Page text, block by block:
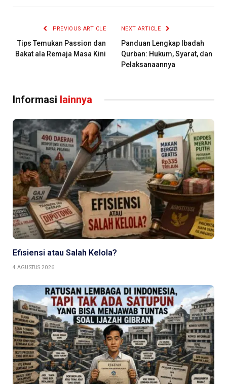
PREVIOUS ARTICLE
Tips Temukan Passion dan
Bakat ala Remaja Masa Kini
NEXT ARTICLE
Panduan Lengkap Ibadah
Qurban: Hukum, Syarat, dan
Pelaksanaannya
Informasi lainnya
Efisiensi atau Salah Kelola?
4 AGUSTUS 2026